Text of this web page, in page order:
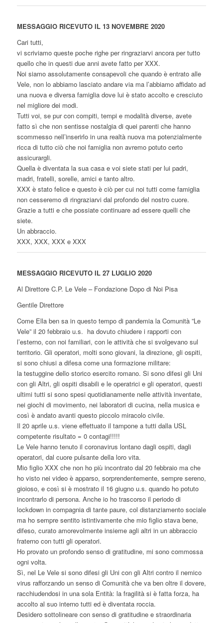
MESSAGGIO RICEVUTO IL 13 NOVEMBRE 2020
Cari tutti,
vi scriviamo queste poche righe per ringraziarvi ancora per tutto
quello che in questi due anni avete fatto per XXX.
Noi siamo assolutamente consapevoli che quando è entrato alle
Vele, non lo abbiamo lasciato andare via ma l’abbiamo affidato ad
una nuova e diversa famiglia dove lui è stato accolto e cresciuto
nel migliore dei modi.
Tutti voi, se pur con compiti, tempi e modalità diverse, avete
fatto sì che non sentisse nostalgia di quei parenti che hanno
scommesso nell’inserirlo in una realtà nuova ma potenzialmente
ricca di tutto ciò che noi famiglia non avremo potuto certo
assicurargli.
Quella è diventata la sua casa e voi siete stati per lui padri,
madri, fratelli, sorelle, amici e tanto altro.
XXX è stato felice e questo è ciò per cui noi tutti come famiglia
non cesseremo di ringraziarvi dal profondo del nostro cuore.
Grazie a tutti e che possiate continuare ad essere quelli che
siete.
Un abbraccio.
XXX, XXX, XXX e XXX
MESSAGGIO RICEVUTO IL 27 LUGLIO 2020
Al Direttore C.P. Le Vele – Fondazione Dopo di Noi Pisa
Gentile Direttore
Come Ella ben sa in questo tempo di pandemia la Comunità ”Le
Vele” il 20 febbraio u.s. ha dovuto chiudere i rapporti con
l’esterno, con noi familiari, con le attività che si svolgevano sul
territorio. Gli operatori, molti sono giovani, la direzione, gli ospiti,
si sono chiusi a difesa come una formazione militare:
la testuggine dello storico esercito romano. Si sono difesi gli Uni
con gli Altri, gli ospiti disabili e le operatrici e gli operatori, questi
ultimi tutti si sono spesi quotidianamente nelle attività inventate,
nei giochi di movimento, nei laboratori di cucina, nella musica e
così è andato avanti questo piccolo miracolo civile.
Il 20 aprile u.s. viene effettuato il tampone a tutti dalla USL
competente risultato = 0 contagi!!!!!
Le Vele hanno tenuto il coronavirus lontano dagli ospiti, dagli
operatori, dal cuore pulsante della loro vita.
Mio figlio XXX che non ho più incontrato dal 20 febbraio ma che
ho visto nei video è apparso, sorprendentemente, sempre sereno,
gioioso, e così si è mostrato il 16 giugno u.s. quando ho potuto
incontrarlo di persona. Anche io ho trascorso il periodo di
lockdown in compagnia di tante paure, col distanziamento sociale
ma ho sempre sentito istintivamente che mio figlio stava bene,
difeso, curato amorevolmente insieme agli altri in un abbraccio
fraterno con tutti gli operatori.
Ho provato un profondo senso di gratitudine, mi sono commossa
ogni volta.
Sì, nel Le Vele si sono difesi gli Uni con gli Altri contro il nemico
virus rafforzando un senso di Comunità che va ben oltre il dovere,
racchiudendosi in una sola Entità: la fragilità si è fatta forza, ha
accolto al suo interno tutti ed è diventata roccia.
Desidero sottolineare con senso di gratitudine e straordinaria